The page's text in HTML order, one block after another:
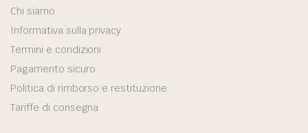
Chi siamo
Informativa sulla privacy
Termini e condizioni
Pagamento sicuro
Politica di rimborso e restituzione
Tariffe di consegna